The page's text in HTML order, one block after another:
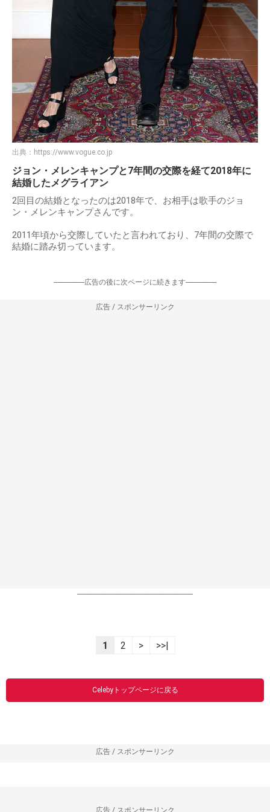
出典： https://www.vogue.co.jp
ジョン・メレンキャンプと7年間の交際を経て2018年に
結婚したメグライアン
2回目の結婚となったのは2018年で、お相手は歌手のジョ
ン・メレンキャンプさんです。
2011年頃から交際していたと言われており、7年間の交際で
結婚に踏み切っています。
-----------------広告の後に次ページに続きます-----------------
広告 / スポンサーリンク
----------------------------------------------------------------
1 2 > >>|
Celebyトップページに戻る
広告 / スポンサーリンク